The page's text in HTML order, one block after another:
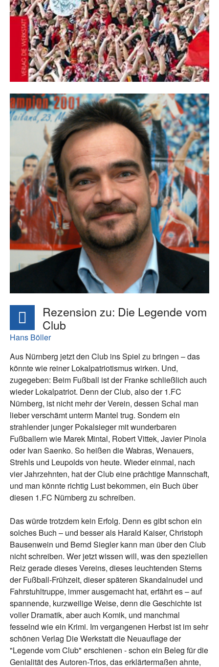
Rezension zu: Die Legende vom
Club
Hans Böller
Aus Nürnberg jetzt den Club ins Spiel zu bringen – das
könnte wie reiner Lokalpatriotismus wirken. Und,
zugegeben: Beim Fußball ist der Franke schließlich auch
wieder Lokalpatriot. Denn der Club, also der 1.FC
Nürnberg, ist nicht mehr der Verein, dessen Schal man
lieber verschämt unterm Mantel trug. Sondern ein
strahlender junger Pokalsieger mit wunderbaren
Fußballern wie Marek Mintal, Robert Vittek, Javier Pinola
oder Ivan Saenko. So heißen die Wabras, Wenauers,
Strehls und Leupolds von heute. Wieder einmal, nach
vier Jahrzehnten, hat der Club eine prächtige Mannschaft,
und man könnte richtig Lust bekommen, ein Buch über
diesen 1.FC Nürnberg zu schreiben.
Das würde trotzdem kein Erfolg. Denn es gibt schon ein
solches Buch – und besser als Harald Kaiser, Christoph
Bausenwein und Bernd Siegler kann man über den Club
nicht schreiben. Wer jetzt wissen will, was den speziellen
Reiz gerade dieses Vereins, dieses leuchtenden Sterns
der Fußball-Frühzeit, dieser späteren Skandalnudel und
Fahrstuhltruppe, immer ausgemacht hat, erfährt es – auf
spannende, kurzweilige Weise, denn die Geschichte ist
voller Dramatik, aber auch Komik, und manchmal
fesselnd wie ein Krimi. Im vergangenen Herbst ist im sehr
schönen Verlag Die Werkstatt die Neuauflage der
"Legende vom Club" erschienen - schon ein Beleg für die
Genialität des Autoren-Trios, das erklärtermaßen ahnte,